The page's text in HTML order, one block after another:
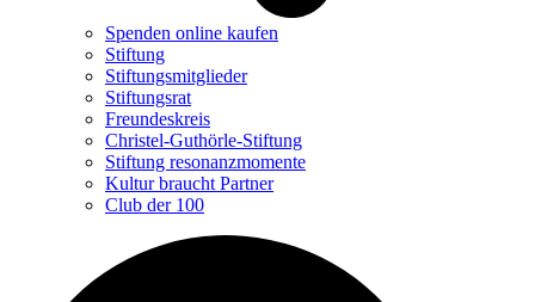
Spenden online kaufen
Stiftung
Stiftungsmitglieder
Stiftungsrat
Freundeskreis
Christel-Guthörle-Stiftung
Stiftung resonanzmomente
Kultur braucht Partner
Club der 100